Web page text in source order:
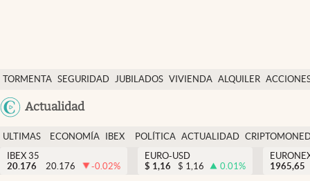
TORMENTA SEGURIDAD JUBILADOS VIVIENDA ALQUILER
USA
Actualidad
Economía y finanzas
Política
Actualidad
Criptomonedas
ULTIMAS
NOTICIAS
ECONOMÍA
FINANZAS
IBEX
EURO
POLÍTICA ACTUALIDAD
IBEX 35
20.176
20.176 -0.02%
EURO-USD
$ 1,16 $ 1,16 0.01%
1965,65